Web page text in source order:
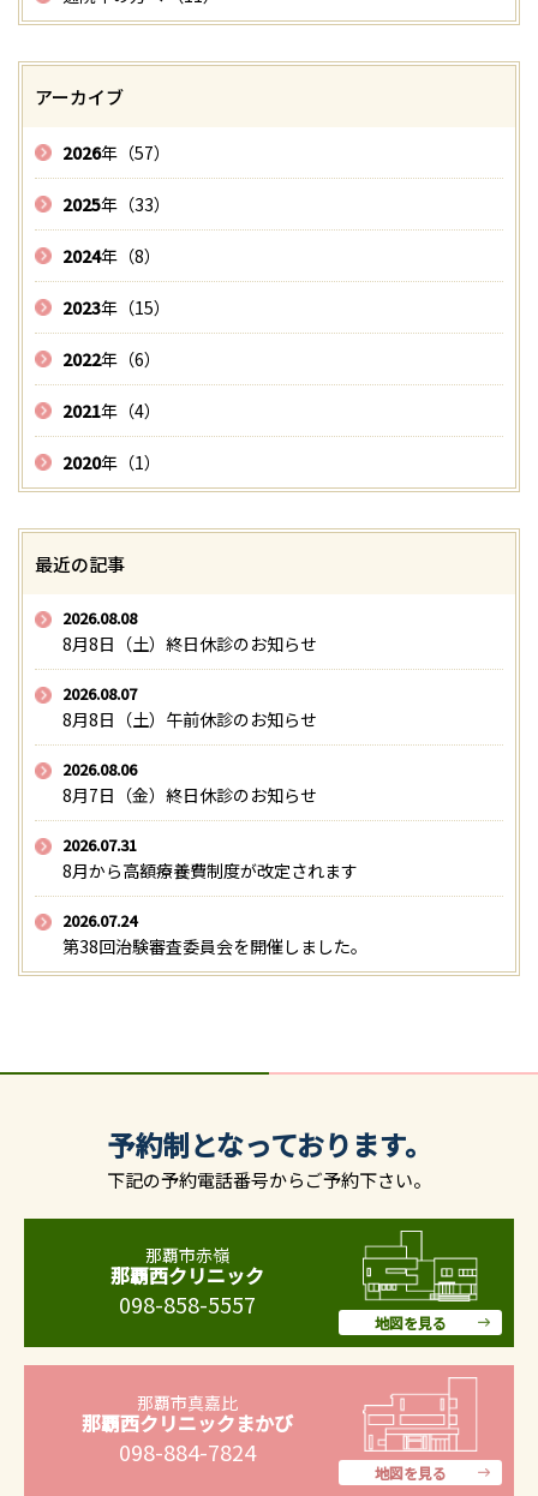
アーカイブ
2026年（57）
2025年（33）
2024年（8）
2023年（15）
2022年（6）
2021年（4）
2020年（1）
最近の記事
2026.08.08
8月8日（土）終日休診のお知らせ
2026.08.07
8月8日（土）午前休診のお知らせ
2026.08.06
8月7日（金）終日休診のお知らせ
2026.07.31
8月から高額療養費制度が改定されます
2026.07.24
第38回治験審査委員会を開催しました。
予約制となっております。
下記の予約電話番号からご予約下さい。
那覇市赤嶺
那覇西クリニック
098-858-5557
地図を見る
那覇市真嘉比
那覇西クリニックまかび
098-884-7824
地図を見る